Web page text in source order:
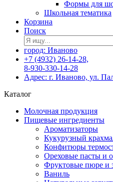
Формы для
Школьная тематика
Корзина
Поиск
город: Иваново
+7 (4932) 26-14-28,
8-930-330-14-28
Адрес: г. Иваново, ул.
Каталог
Молочная продукция
Пищевые ингредиенты
Ароматизаторы
Кукурузный
Конфитюры
Ореховые пасты и
Фруктовые пюре и
Ваниль